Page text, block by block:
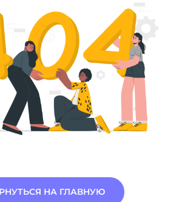
НА ГЛАВНУЮ